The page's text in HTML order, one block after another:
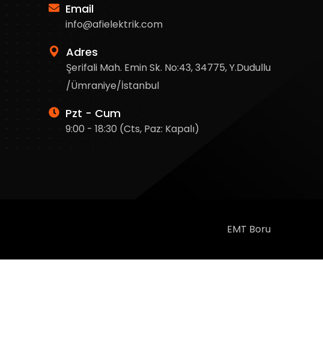
Email
info@afielektrik.com
Adres
Şerifali Mah. Emin Sk. No:43, 34775, Y.Dudullu
/Ümraniye/İstanbul
Pzt - Cum
9:00 - 18:30 (Cts, Paz: Kapalı)
EMT Boru